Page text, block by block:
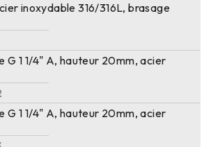
inoxydable 316/316L, brasage
G 1 1/4" A, hauteur 20mm, acier
G 1 1/4" A, hauteur 20mm, acier